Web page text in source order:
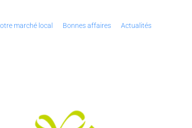
marché local Bonnes affaires Actualités